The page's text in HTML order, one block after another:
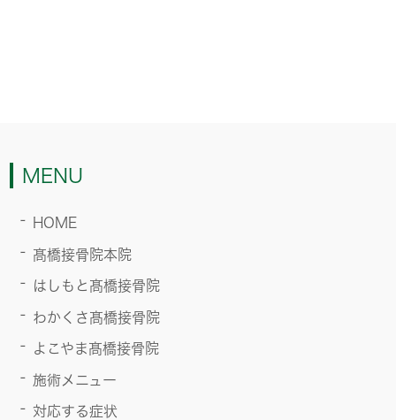
MENU
HOME
髙橋接骨院本院
はしもと髙橋接骨院
わかくさ髙橋接骨院
よこやま髙橋接骨院
施術メニュー
対応する症状